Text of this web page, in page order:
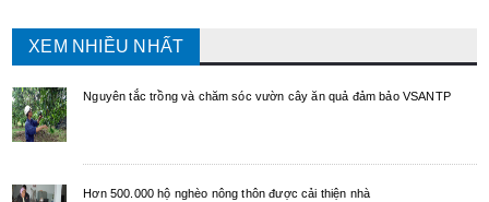
XEM NHIỀU NHẤT
Nguyên tắc trồng và chăm sóc vườn cây ăn quả đảm bảo VSANTP
Hơn 500.000 hộ nghèo nông thôn được cải thiện nhà